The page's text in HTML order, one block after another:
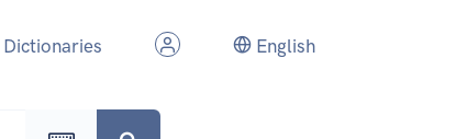
Dictionaries English